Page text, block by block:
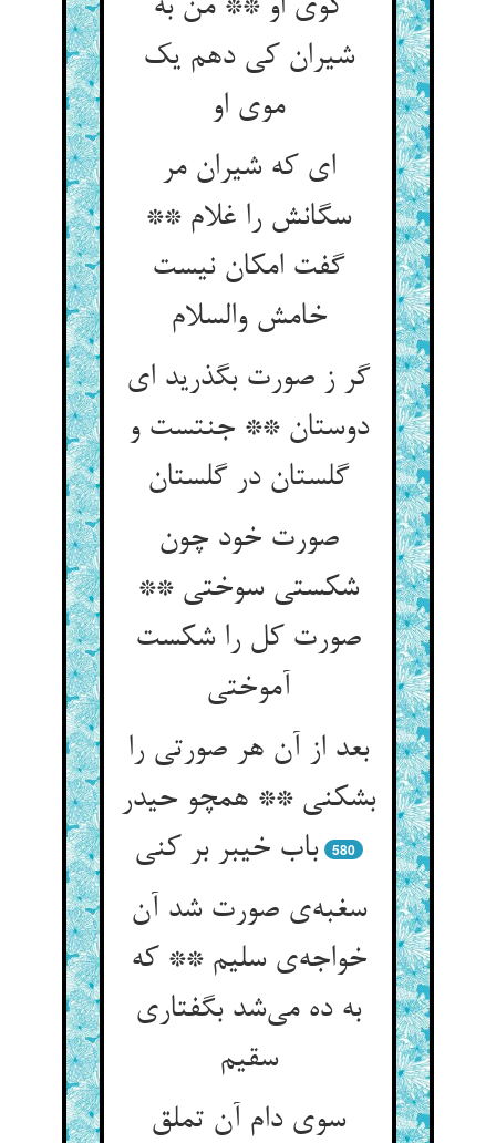
کوی او ** من به
شیران کی دهم یک
موی او
ای که شیران مر
سگانش را غلام **
گفت امکان نیست
خامش والسلام
گر ز صورت بگذرید ای
دوستان ** جنتست و
گلستان در گلستان
صورت خود چون
شکستی سوختی **
صورت کل را شکست
آموختی
بعد از آن هر صورتی را
بشکنی ** همچو حیدر
باب خیبر بر کنی
580
سغبه‌ی صورت شد آن
خواجه‌ی سلیم ** که
به ده می‌شد بگفتاری
سقیم
سوی دام آن تملق